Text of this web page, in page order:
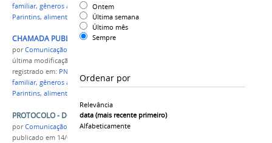
Ontem
Última semana
Último mês
Sempre
Ordenar por
Relevância
data (mais recente primeiro)
Alfabeticamente
familiar, gêneros alimentícios,IFAM Campus
Parintins, alimentação escolar
CHAMADA PUBLICA PNAE 2021 compac 1.jpg
porComunicação CPR
última modificação
registrado em: PNAE
familiar, gêneros alimentícios ,IFAM Campus
Parintins, alimentação escolar
PROTOCOLO - DOCUMENTOS
porComunicação CPR
publicado em 14/09/2021